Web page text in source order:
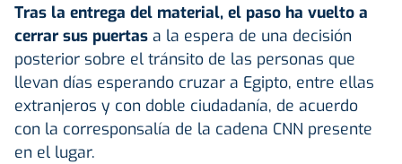
Tras la entrega del material, el paso ha vuelto a
cerrar sus puertas a la espera de una decisión
posterior sobre el tránsito de las personas que
llevan días esperando cruzar a Egipto, entre ellas
extranjeros y con doble ciudadanía, de acuerdo
con la corresponsalía de la cadena CNN presente
en el lugar.